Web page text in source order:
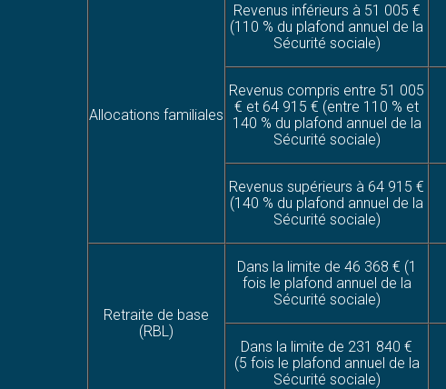
Allocations familiales
Revenus inférieurs à 51 005 €
(110 % du plafond annuel de la
Sécurité sociale)
Revenus compris entre 51 005
€ et 64 915 € (entre 110 % et
140 % du plafond annuel de la
Sécurité sociale)
Revenus supérieurs à 64 915 €
(140 % du plafond annuel de la
Sécurité sociale)
Retraite de base
(RBL)
Dans la limite de 46 368 € (1
fois le plafond annuel de la
Sécurité sociale)
Dans la limite de 231 840 €
(5 fois le plafond annuel de la
Sécurité sociale)